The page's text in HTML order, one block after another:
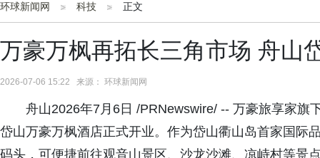
环球新闻网 科技 正文
万豪万枫再拓长三角市场 舟山
2026-07-06 15:22 来源： 环球新闻网
舟山2026年7月6日 /PRNewswire/ -- 万豪旅享家旗
岱山万豪万枫酒店正式开业。作为岱山衢山岛首家国际
码头，可便捷前往观音山景区、沙龙沙滩、凉峙村等景